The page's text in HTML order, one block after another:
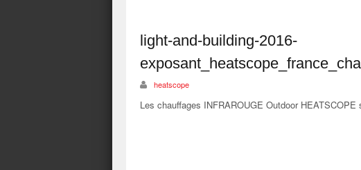
light-and-building-2016-
heatscope
Les chauffages INFRAROUGE Outdoor